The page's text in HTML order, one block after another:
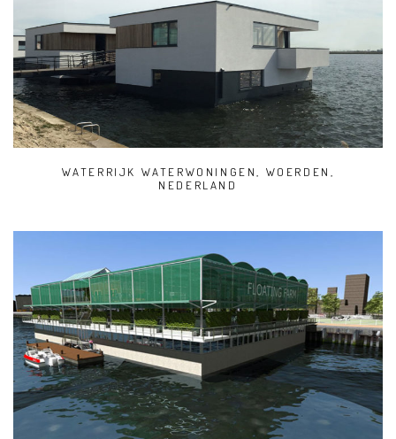
WATERRIJK WATERWONINGEN, WOERDEN,
NEDERLAND